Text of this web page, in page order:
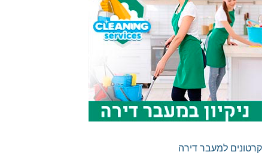
קרטונים למעבר דירה